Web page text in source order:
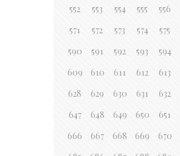
552
553 554 555 556
571
572 573 574 575
590
591 592 593 594
609
610 611 612 613
628
629 630 631 632
647
648 649 650 651
666
667 668 669 670